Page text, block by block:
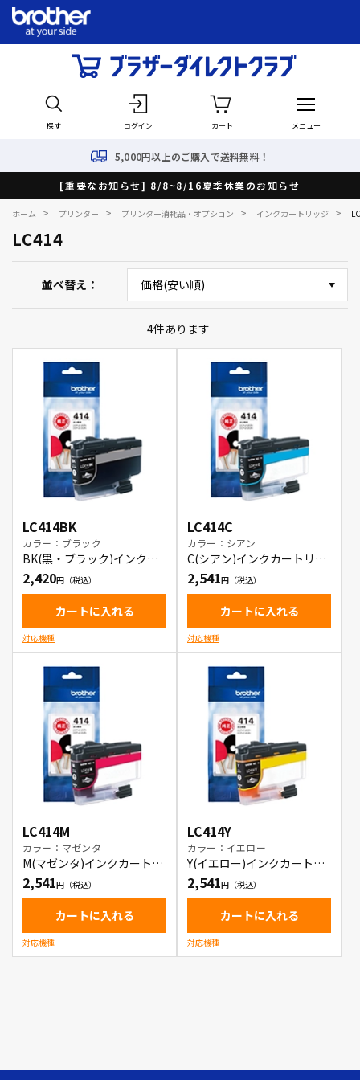
探す ログイン カート メニュー
5,000円以上のご購入で送料無料！
[重要なお知らせ] 8/8~8/16夏季休業のお知らせ
ホーム > プリンター > プリンター消耗品・オプション > インクカートリッジ >
LC414
並べ替え
4件あります
LC414BK
カラー：ブラック
BK(黒・ブラック)インクカ
ートリッジ
2,420
カートに入れる
対応機種
LC414C
カラー：シアン
C(シアン)インクカートリッ
ジ
2,541
カートに入れる
対応機種
LC414M
カラー：マゼンタ
M(マゼンタ)インクカートリ
ッジ
2,541
カートに入れる
対応機種
LC414Y
カラー：イエロー
Y(イエロー)インクカートリ
ッジ
2,541
カートに入れる
対応機種